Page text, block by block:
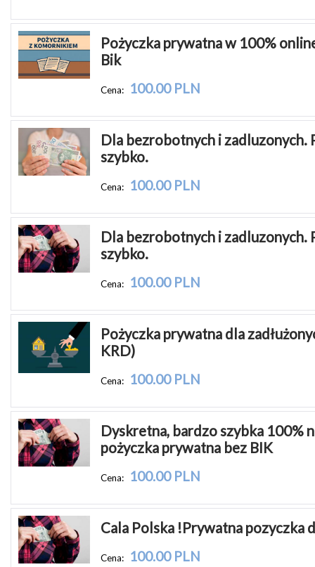
Pożyczka prywatna w 100%
Bik
Cena: 100.00 PLN
Dla bezrobotnych i zadluzonych.
szybko.
Cena: 100.00 PLN
Dla bezrobotnych i zadluzonych.
szybko.
Cena: 100.00 PLN
Pożyczka prywatna dla
KRD)
Cena: 100.00 PLN
Dyskretna, bardzo szybka 100%
pożyczka prywatna bez BIK
Cena: 100.00 PLN
Cala Polska !Prywatna pozyczka
Cena: 100.00 PLN